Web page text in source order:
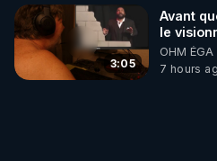
https://crowdbunker.com/
• Odysee : https://
• Rumble : https://
3:05
Avant
le
OHM ÉGA
7 hours